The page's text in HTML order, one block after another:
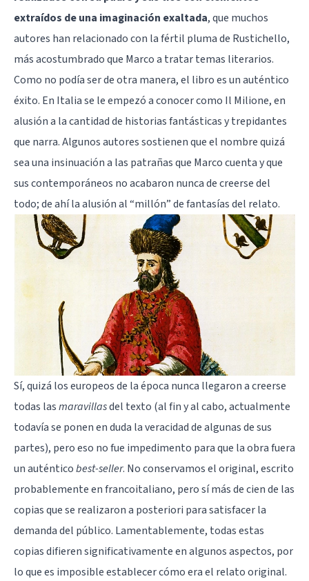
extraídos de una imaginación exaltada, que muchos
autores han relacionado con la fértil pluma de Rustichello,
más acostumbrado que Marco a tratar temas literarios.
Como no podía ser de otra manera, el libro es un auténtico
éxito. En Italia se le empezó a conocer como Il Milione, en
alusión a la cantidad de historias fantásticas y trepidantes
que narra. Algunos autores sostienen que el nombre quizá
sea una insinuación a las patrañas que Marco cuenta y que
sus contemporáneos no acabaron nunca de creerse del
todo; de ahí la alusión al “millón” de fantasías del relato.
Sí, quizá los europeos de la época nunca llegaron a creerse
todas lasmaravillasdel texto (al fin y al cabo, actualmente
todavía se ponen en duda la veracidad de algunas de sus
partes), pero eso no fue impedimento para que la obra fuera
un auténticobest-seller. No conservamos el original, escrito
probablemente en francoitaliano, pero sí más de cien de las
copias que se realizaron a posteriori para satisfacer la
demanda del público. Lamentablemente, todas estas
copias difieren significativamente en algunos aspectos, por
lo que es imposible establecer cómo era el relato original.